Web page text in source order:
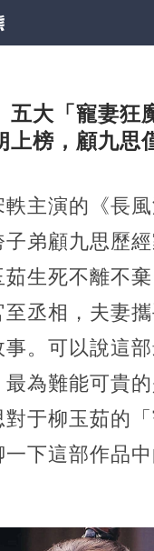
五大「寵妻狂
上榜，顧九思
軼主演的《長
弟顧九思歷經
生死不離不
丞相，夫妻
事。可以說這
為難能可貴
對于柳玉茹的
一下這部作品